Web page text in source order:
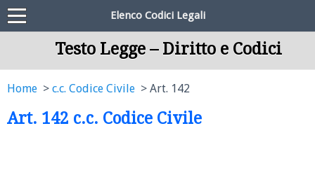
Elenco Codici Legali
Testo Legge – Diritto e Codici
Home c.c. Codice Civile Art. 142
Art. 142 c.c. Codice Civile